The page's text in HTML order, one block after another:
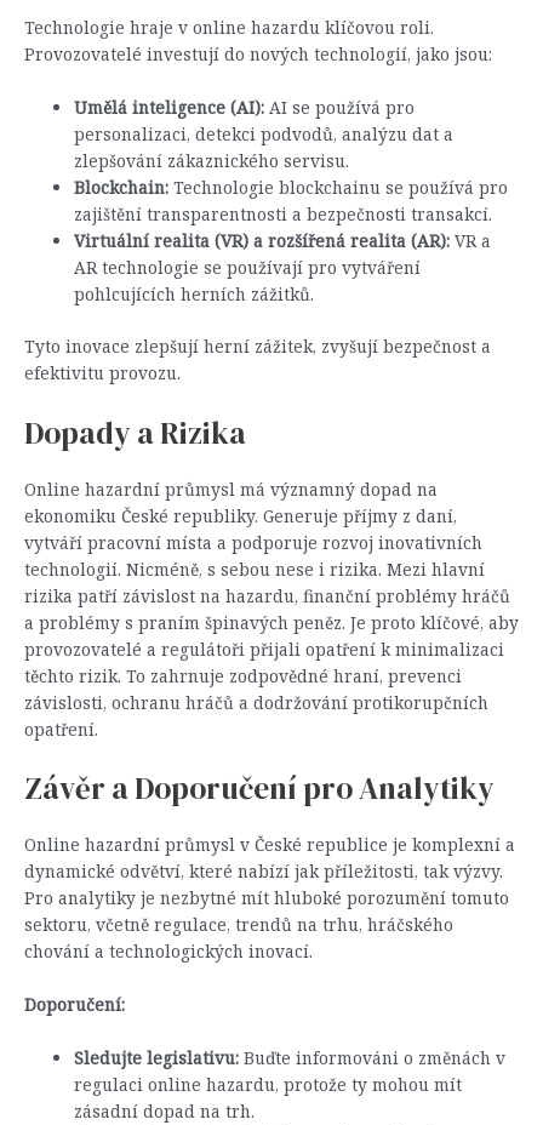
Technologie hraje v online hazardu klíčovou roli.
Provozovatelé investují do nových technologií, jako jsou:
Umělá inteligence (AI): AI se používá pro
personalizaci, detekci podvodů, analýzu dat a
zlepšování zákaznického servisu.
Blockchain: Technologie blockchainu se používá pro
zajištění transparentnosti a bezpečnosti transakcí.
Virtuální realita (VR) a rozšířená realita (AR): VR a
AR technologie se používají pro vytváření
pohlcujících herních zážitků.
Tyto inovace zlepšují herní zážitek, zvyšují bezpečnost a
efektivitu provozu.
Dopady a Rizika
Online hazardní průmysl má významný dopad na
ekonomiku České republiky. Generuje příjmy z daní,
vytváří pracovní místa a podporuje rozvoj inovativních
technologií. Nicméně, s sebou nese i rizika. Mezi hlavní
rizika patří závislost na hazardu, finanční problémy hráčů
a problémy s praním špinavých peněz. Je proto klíčové, aby
provozovatelé a regulátoři přijali opatření k minimalizaci
těchto rizik. To zahrnuje zodpovědné hraní, prevenci
závislosti, ochranu hráčů a dodržování protikorupčních
opatření.
Závěr a Doporučení pro Analytiky
Online hazardní průmysl v České republice je komplexní a
dynamické odvětví, které nabízí jak příležitosti, tak výzvy.
Pro analytiky je nezbytné mít hluboké porozumění tomuto
sektoru, včetně regulace, trendů na trhu, hráčského
chování a technologických inovací.
Doporučení:
Sledujte legislativu: Buďte informováni o změnách v
regulaci online hazardu, protože ty mohou mít
zásadní dopad na trh.